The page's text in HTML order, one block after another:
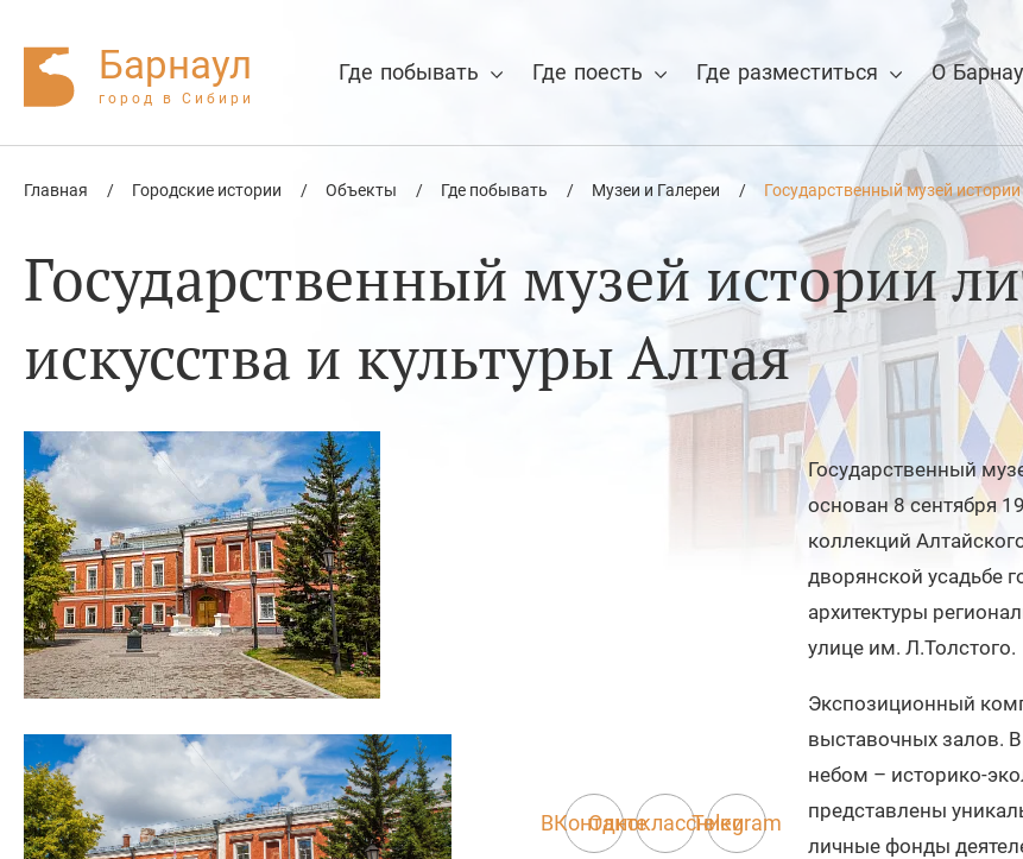
Барнаул
город в Сибири
Где побывать Где поесть Где разместиться О
Нажмите Enter для поиска или Esc для отмены
Главная / Городские истории / Объекты / Где побывать / Музеи и Галереи / Государственный музей
Государственный музей истории
искусства и культуры Алтая
Государственный
основан 8 сентября
коллекций
дворянской усадьбе
архитектуры
улице им.
Экспозиционный
выставочных залов.
небом – историко-
представлены
личные фонды
ВКонтакте
Одноклассники
Telegram